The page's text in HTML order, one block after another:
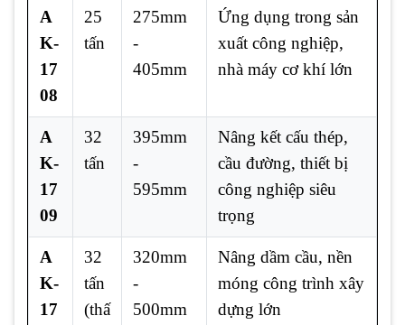
A
K-
17
08
25
tấn
275mm
-
405mm
Ứng dụng trong sản
xuất công nghiệp,
nhà máy cơ khí lớn
A
K-
17
09
32
tấn
395mm
-
595mm
Nâng kết cấu thép,
cầu đường, thiết bị
công nghiệp siêu
trọng
A
K-
17
32
tấn
(thấ
320mm
-
500mm
Nâng dầm cầu, nền
móng công trình xây
dựng lớn